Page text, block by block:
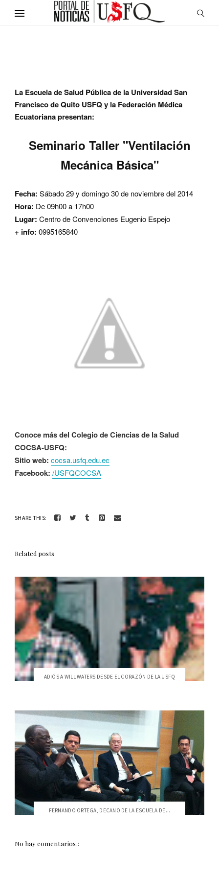
La Escuela de Salud Pública de la Universidad San
Francisco de Quito USFQ y la Federación Médica
Ecuatoriana presentan:
Seminario Taller "Ventilación
Mecánica Básica"
Fecha: Sábado 29 y domingo 30 de noviembre del 2014
Hora: De 09h00 a 17h00
Lugar: Centro de Convenciones Eugenio Espejo
+ info: 0995165840
Conoce más del Colegio de Ciencias de la Salud
COCSA-USFQ:
Sitio web: cocsa.usfq.edu.ec
Facebook: /USFQCOCSA
SHARE THIS:
Related posts
ADIÓS A WILL WATERS DESDE EL CORAZÓN DE LA USFQ
FERNANDO ORTEGA, DECANO DE LA ESCUELA DE...
No hay comentarios.: